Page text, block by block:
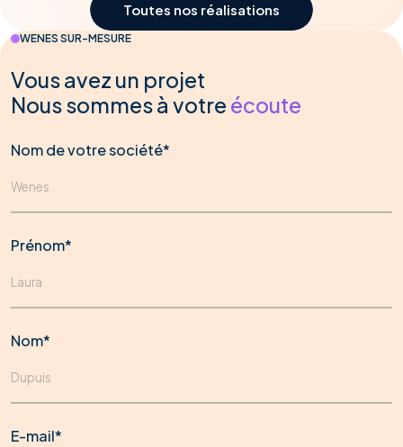
Toutes nos réalisations
WENES SUR-MESURE
Vous avez un projet
Nous sommes à votre écoute
Nom de votre société*
Prénom*
Nom*
E-mail*